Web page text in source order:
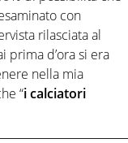
con
rilasciata al
prima d’ora si era
nella mia
“i calciatori